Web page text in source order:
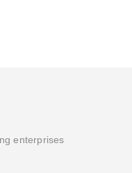
enterprises